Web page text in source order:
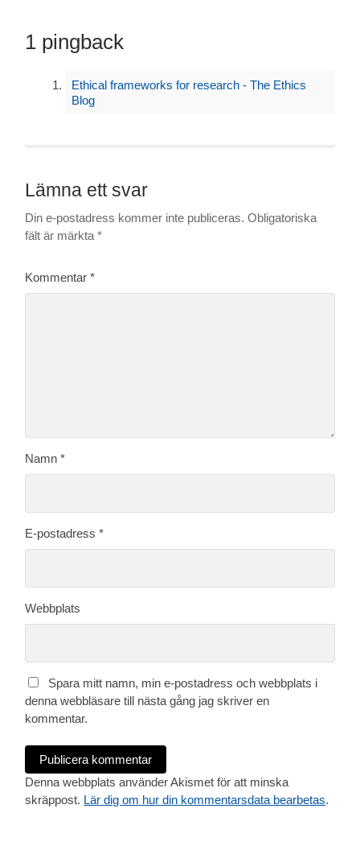
1 pingback
Ethical frameworks for research - The Ethics
Blog
Lämna ett svar
Din e-postadress kommer inte publiceras. Obligatoriska
fält är märkta*
Kommentar*
Namn*
E-postadress*
Webbplats
Spara mitt namn, min e-postadress och webbplats i
denna webbläsare till nästa gång jag skriver en
kommentar.
Denna webbplats använder Akismet för att minska
skräppost. Lär dig om hur din kommentarsdata bearbetas.